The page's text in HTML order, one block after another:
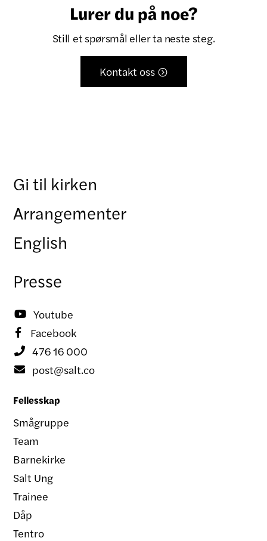
Lurer du på noe?
Still et spørsmål eller ta neste steg.
Kontakt oss 
Gi til kirken
Arrangementer
English
Presse
 Youtube
 Facebook
 476 16 000
 post@salt.co
Fellesskap
Smågruppe
Team
Barnekirke
Salt Ung
Trainee
Dåp
Tentro